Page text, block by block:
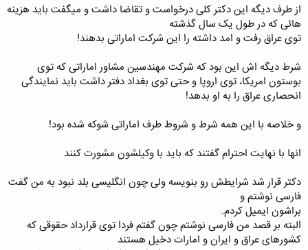
از طرف دیگه این دکتر کلی درخواست و تقاضا داشت و میگفت باید هزینه
هائی که در طول یک سال گذشته
توی عراق رفت و امد داشته را این شرکت اماراتی بدهند!
شرط دیگه اش این بود که شرکت مهندسین مشاور اماراتی که توی
بوستون امریکا، توی اروپا و حتی توی بغداد دفتر داشت باید نمایندگی
انحصاری عراق را به او بدهد!
و خلاصه با این همه شرط و شروط طرف اماراتی شوکه شده بود!
انها با نهایت احترام گفتند که باید با وکیلشون مشورت کنند
دکتر قرار شد شرایطش رو بنویسه ولی چون انگلیسی بلد نبود به من گفت
فارسی نوشتم و
براشون ایمیل کردم.
البته بر قصد من فارسی نوشتم چون گفتم فردا توی قرارداد حقوقی که
کشورهای عراق و ایران و امارات دخیل هستند